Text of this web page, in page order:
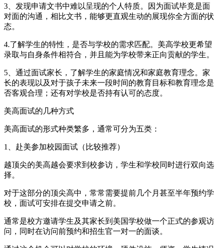
3、发现申请文书中难以呈现的个人特质。因为面试毕竟是面
对面的沟通，相比文书，能够更直观生动的展现你全方面的状
态。
4.了解学生的特性，是否与学校的需求匹配。美高学校更希望
录取与自身条件相符合，并且能为学校带来正向贡献的学生。
5、通过面试家长，了解学生的家庭情况和家庭教育理念。家
长的表现以及对于孩子未来一段时间的教育目标和教育理念是
否客观合理；还有对学校是否持有认可的态度。
美高面试的几种方式
美高面试的形式种类繁多，通常可分为五类：
1、赴美参加校园面试（比较推荐）
越顶尖的美高越会要求到校参访，学生和学校同时进行双向选
择。
对于这部分的顶尖高中，常常需要提前几个月甚至半年预约学
校，面试可安排在提交申请之前。
通常是校方邀请学生及其家长到美国学校做一个正式的参观访
问，同时在访问前预约和招生官一对一的面谈。